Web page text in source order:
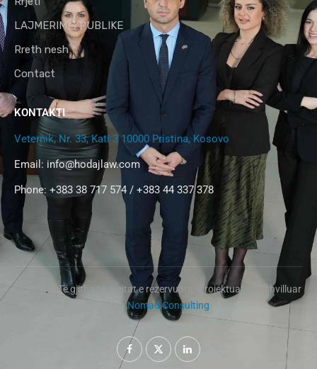
LAJMERIME/PUBLIKE
Rreth nesh
Contact
KONTAKTI
Veternik, Nr. 33, Kati 3 10000 Pristina, Kosovo
Email: info@hodajlaw.com
Phone: +383 38 717 574 / +383 44 337 378
@2024 – Të gjitha të drejtat e rezervuara. Projektuar dhe zhvilluar
ngaNomad Consulting